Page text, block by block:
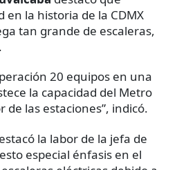
la historia de la CDMX
tan grande de escaleras,
20 equipos en una
la capacidad del Metro
las estaciones”, indicó.
la labor de la jefa de
especial énfasis en el